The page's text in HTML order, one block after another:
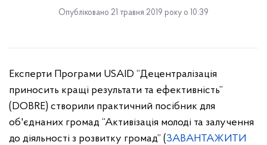
Опубліковано 21 травня 2019 року о 10:39
Експерти Програми USAID “Децентралізація
приносить кращі результати та ефективність”
(DOBRE) створили практичний посібник для
об'єднаних громад “Активізація молоді та залучення
до діяльності з розвитку громад” (ЗАВАНТАЖИТИ